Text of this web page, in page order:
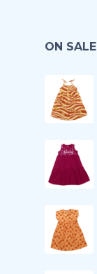
ON SALE